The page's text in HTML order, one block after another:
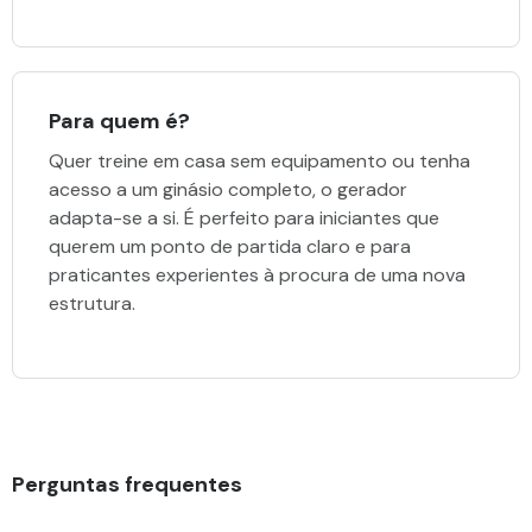
Para quem é?
Quer treine em casa sem equipamento ou tenha
acesso a um ginásio completo, o gerador
adapta-se a si. É perfeito para iniciantes que
querem um ponto de partida claro e para
praticantes experientes à procura de uma nova
estrutura.
Perguntas frequentes